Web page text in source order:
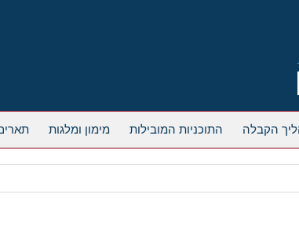
הקבלה התוכניות המובילות מימון ומלגות